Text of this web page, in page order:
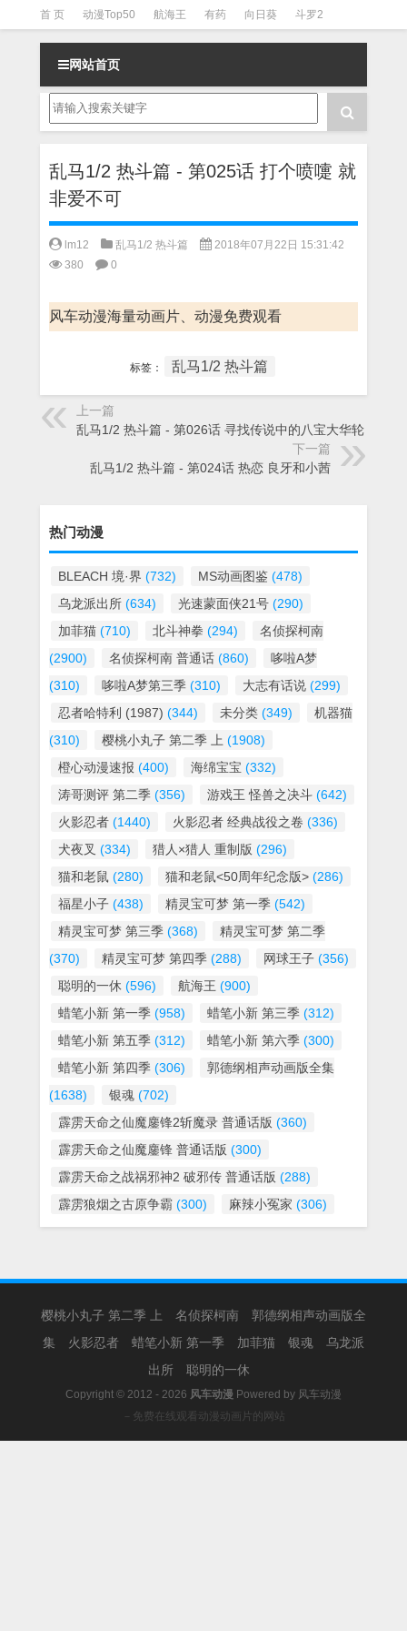
首 页 动漫Top50 航海王 有药 向日葵 斗罗2
斗罗3 火影 一拳超人 柯南 阴阳师 节目清单
网站首页
乱马1/2 热斗篇 - 第025话 打个喷嚏 就
非爱不可
lm12 乱马1/2 热斗篇
2018年07月22日 15:31:42
380
0
风车动漫海量动画片、动漫免费观看
标签： 乱马1/2 热斗篇
上一篇
乱马1/2 热斗篇 - 第026话 寻找传说中的八宝大华轮
下一篇
乱马1/2 热斗篇 - 第024话 热恋 良牙和小茜
热门动漫
BLEACH 境·界 (732) MS动画图鉴 (478)
乌龙派出所 (634) 光速蒙面侠21号 (290)
加菲猫 (710) 北斗神拳 (294)
名侦探柯南
(2900)
名侦探柯南 普通话 (860)
哆啦A梦
(310)
哆啦A梦第三季 (310) 大志有话说 (299)
忍者哈特利 (1987) (344) 未分类 (349)
机器猫
(310)
樱桃小丸子 第二季 上 (1908)
橙心动漫速报 (400) 海绵宝宝 (332)
涛哥测评 第二季 (356) 游戏王 怪兽之决斗 (642)
火影忍者 (1440) 火影忍者 经典战役之卷 (336)
犬夜叉 (334) 猎人×猎人 重制版 (296)
猫和老鼠 (280) 猫和老鼠<50周年纪念版> (286)
福星小子 (438) 精灵宝可梦 第一季 (542)
精灵宝可梦 第三季 (368)
精灵宝可梦 第二季
(370)
精灵宝可梦 第四季 (288) 网球王子 (356)
聪明的一休 (596) 航海王 (900)
蜡笔小新 第一季 (958) 蜡笔小新 第三季 (312)
蜡笔小新 第五季 (312) 蜡笔小新 第六季 (300)
蜡笔小新 第四季 (306)
郭德纲相声动画版全集
(1638)
银魂 (702)
霹雳天命之仙魔鏖锋2斩魔录 普通话版 (360)
霹雳天命之仙魔鏖锋 普通话版 (300)
霹雳天命之战祸邪神2 破邪传 普通话版 (288)
霹雳狼烟之古原争霸 (300) 麻辣小冤家 (306)
樱桃小丸子 第二季 上 名侦探柯南
郭德纲相声动画版全
集
火影忍者 蜡笔小新 第一季 加菲猫 银魂
乌龙派
出所
聪明的一休
Copyright © 2012 - 2026 风车动漫 Powered by 风车动漫
－免费在线观看动漫动画片的网站